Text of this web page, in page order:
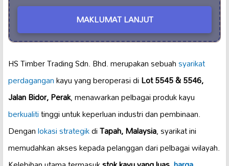
MAKLUMAT LANJUT
HS Timber Trading Sdn. Bhd. merupakan sebuahsyarikat
perdagangankayu yang beroperasi diLot 5545 & 5546,
Jalan Bidor, Perak, menawarkan pelbagai produk kayu
berkualititinggi untuk keperluan industri dan pembinaan.
Denganlokasi strategikdiTapah, Malaysia, syarikat ini
memudahkan akses kepada pelanggan dari pelbagai wilayah.